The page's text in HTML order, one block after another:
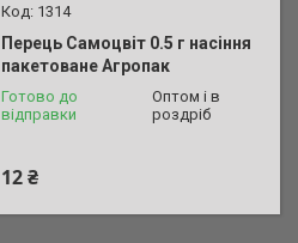
1314
Перець Самоцвіт 0.5 г насіння
пакетоване Агропак
Готово до
відправки
Оптом і в
роздріб
12 ₴